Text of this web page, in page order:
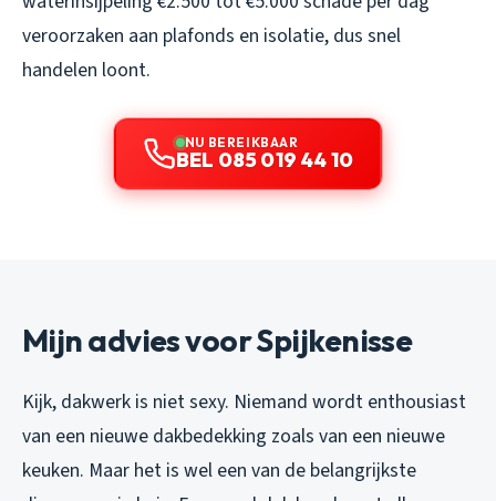
veroorzaken aan plafonds en isolatie, dus snel
handelen loont.
NU BEREIKBAAR
BEL 085 019 44 10
Mijn advies voor Spijkenisse
Kijk, dakwerk is niet sexy. Niemand wordt enthousiast
van een nieuwe dakbedekking zoals van een nieuwe
keuken. Maar het is wel een van de belangrijkste